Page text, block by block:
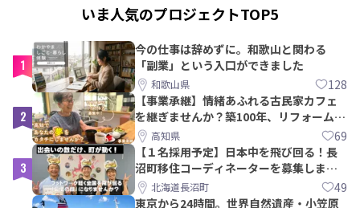
いま人気のプロジェクトTOP5
1
今の仕事は辞めずに。和歌山と関わる
「副業」という入口ができました
和歌山県 128
2
【事業承継】情緒あふれる古民家カフェ
を継ぎませんか？築100年、リフォームか
ら約10年！
高知県 69
3
【１名採用予定】日本中を飛び回る！長
沼町移住コーディネーターを募集しま
す！北海道長沼町 49
東京から24時間。世界自然遺産・小笠原